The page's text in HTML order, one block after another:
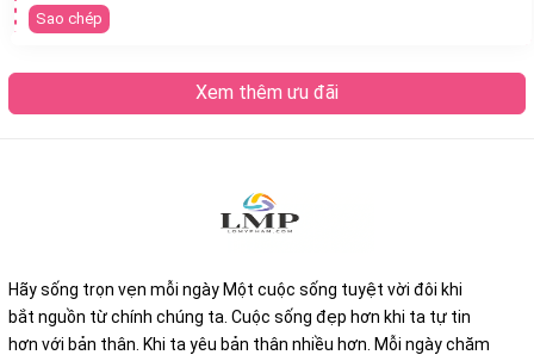
Sao chép
Xem thêm ưu đãi
Hãy sống trọn vẹn mỗi ngày Một cuộc sống tuyệt vời đôi khi
bắt nguồn từ chính chúng ta. Cuộc sống đẹp hơn khi ta tự tin
hơn với bản thân. Khi ta yêu bản thân nhiều hơn. Mỗi ngày chăm